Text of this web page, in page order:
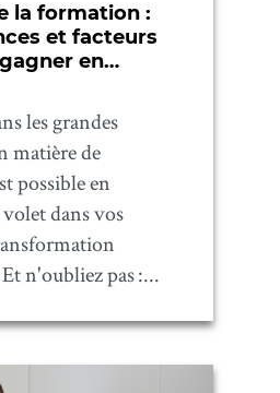
la formation :
et facteurs
en
les grandes
matière de
possible en
dans vos
n'oubliez pas :...